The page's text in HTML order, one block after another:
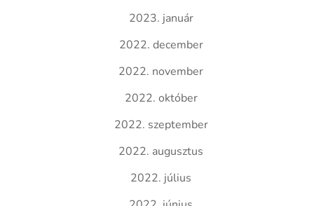
2023. január
2022. december
2022. november
2022. október
2022. szeptember
2022. augusztus
2022. július